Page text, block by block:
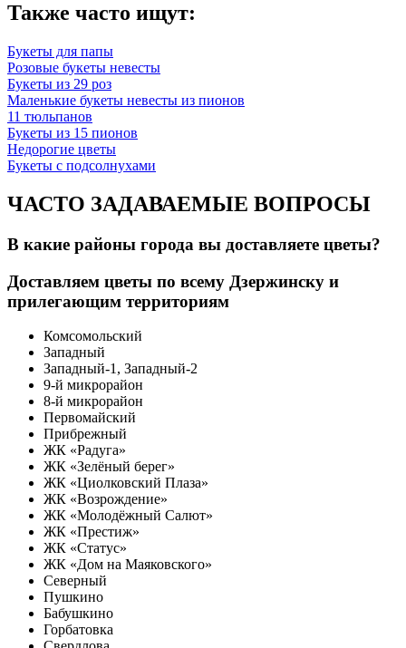
Также часто ищут:
Букеты для папы
Розовые букеты невесты
Букеты из 29 роз
Маленькие букеты невесты из пионов
11 тюльпанов
Букеты из 15 пионов
Недорогие цветы
Букеты с подсолнухами
ЧАСТО ЗАДАВАЕМЫЕ ВОПРОСЫ
В какие районы города вы доставляете цветы?
Доставляем цветы по всему Дзержинску и
прилегающим территориям
Комсомольский
Западный
Западный-1, Западный-2
9-й микрорайон
8-й микрорайон
Первомайский
Прибрежный
ЖК «Радуга»
ЖК «Зелёный берег»
ЖК «Циолковский Плаза»
ЖК «Возрождение»
ЖК «Молодёжный Салют»
ЖК «Престиж»
ЖК «Статус»
ЖК «Дом на Маяковского»
Северный
Пушкино
Бабушкино
Горбатовка